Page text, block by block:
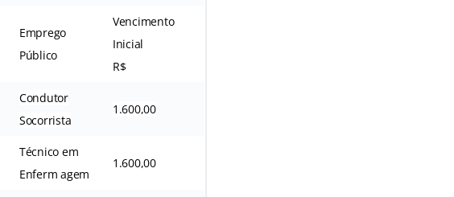
Emprego
Público
Vencimento
Inicial
R$
Condutor
Socorrista
1.600,00
Técnico em
Enferm agem
1.600,00